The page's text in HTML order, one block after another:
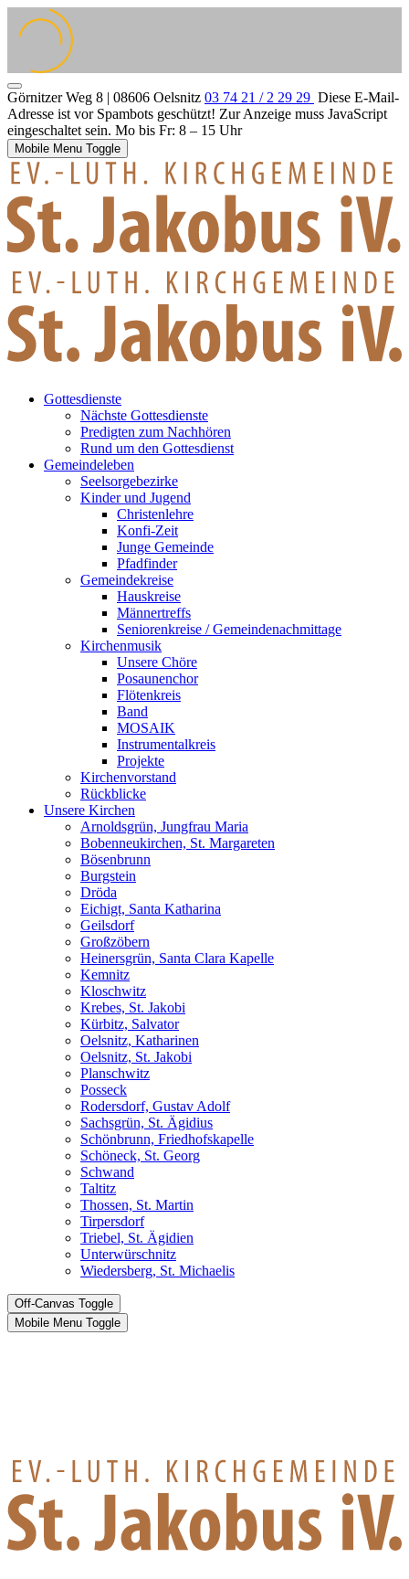
Görnitzer Weg 8 | 08606 Oelsnitz 03 74 21 / 2 29 29 Diese E-Mail-
Adresse ist vor Spambots geschützt! Zur Anzeige muss JavaScript
eingeschaltet sein. Mo bis Fr: 8 – 15 Uhr
Mobile Menu Toggle
Gottesdienste
Nächste Gottesdienste
Predigten zum Nachhören
Rund um den Gottesdienst
Gemeindeleben
Seelsorgebezirke
Kinder und Jugend
Christenlehre
Konfi-Zeit
Junge Gemeinde
Pfadfinder
Gemeindekreise
Hauskreise
Männertreffs
Seniorenkreise / Gemeindenachmittage
Kirchenmusik
Unsere Chöre
Posaunenchor
Flötenkreis
Band
MOSAIK
Instrumentalkreis
Projekte
Kirchenvorstand
Rückblicke
Unsere Kirchen
Arnoldsgrün, Jungfrau Maria
Bobenneukirchen, St. Margareten
Bösenbrunn
Burgstein
Dröda
Eichigt, Santa Katharina
Geilsdorf
Großzöbern
Heinersgrün, Santa Clara Kapelle
Kemnitz
Kloschwitz
Krebes, St. Jakobi
Kürbitz, Salvator
Oelsnitz, Katharinen
Oelsnitz, St. Jakobi
Planschwitz
Posseck
Rodersdorf, Gustav Adolf
Sachsgrün, St. Ägidius
Schönbrunn, Friedhofskapelle
Schöneck, St. Georg
Schwand
Taltitz
Thossen, St. Martin
Tirpersdorf
Triebel, St. Ägidien
Unterwürschnitz
Wiedersberg, St. Michaelis
Off-Canvas Toggle
Mobile Menu Toggle